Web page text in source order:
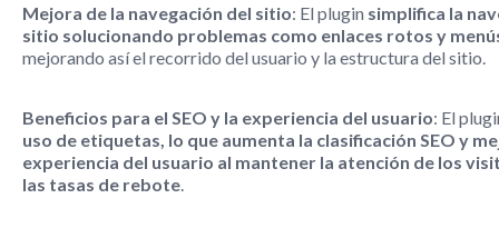
Mejora de la navegación del sitio: El plugin simplifica la
sitio solucionando problemas como enlaces rotos y
mejorando así el recorrido del usuario y la estructura del sitio.
Beneficios para el SEO y la experiencia del usuario: El
uso de etiquetas, lo que aumenta la clasificación SEO y
experiencia del usuario al mantener la atención de los
las tasas de rebote.